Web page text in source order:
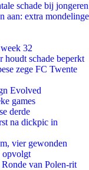
schade bij jongeren
aan: extra mondelinge
32
houdt schade beperkt
zege FC Twente
Evolved
games
derde
na dickpic in
vier gewonden
opvolgt
van Polen-rit